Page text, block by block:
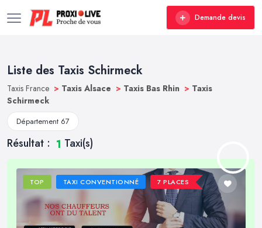
Demande devis
Liste des Taxis Schirmeck
Taxis France > Taxis Alsace > Taxis Bas Rhin > Taxis
Schirmeck
Département 67
Résultat : 1 Taxi(s)
TOP TAXI CONVENTIONNÉ 7 PLACES